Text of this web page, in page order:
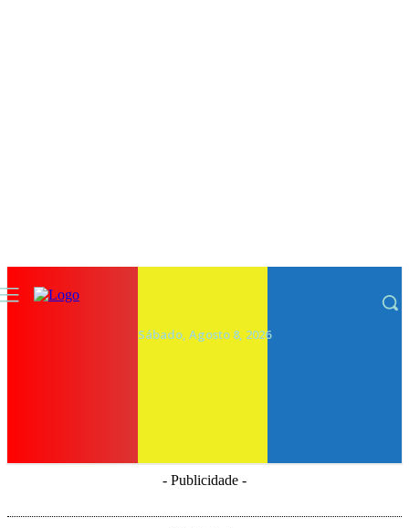
Sábado, Agosto 8, 2026
- Publicidade -